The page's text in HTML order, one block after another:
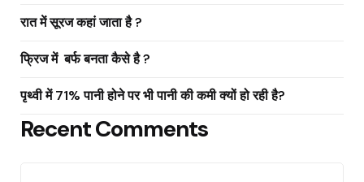
रात में सूरज कहां जाता है ?
फ्रिज में बर्फ बनता कैसे है ?
पृथ्वी में 71% पानी होने पर भी पानी की कमी क्यों हो रही है?
Recent Comments